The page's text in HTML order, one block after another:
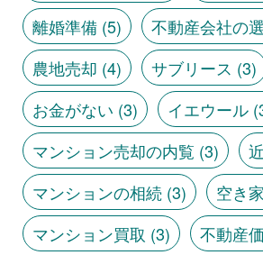
離婚準備(5) 不動産会社の
農地売却 (4) サブリース (3)
お金がない (3) イエウール
マンション売却の内覧 (3)
マンションの相続(3) 空き
マンション買取 (3) 不動産